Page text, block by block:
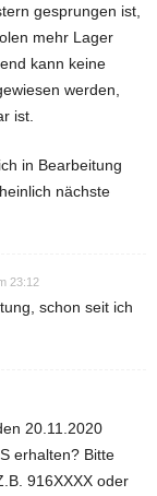
gesprungen ist,
mehr Lager
kann keine
werden,
ist.
in Bearbeitung
nächste
23:12
schon seit ich
20.11.2020
erhalten? Bitte
916XXXX oder